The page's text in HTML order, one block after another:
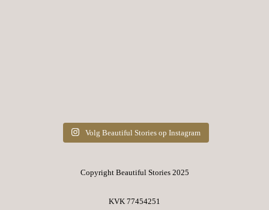
Volg Beautiful Stories op Instagram
Copyright Beautiful Stories 2025
KVK 77454251